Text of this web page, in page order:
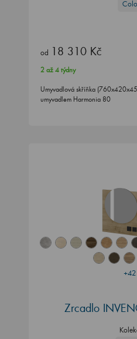
od 18 310 Kč
2 až 4 týdny
Umyvadlová skříňka
umyvadlem Harmonia 80
+42
Zrcadlo